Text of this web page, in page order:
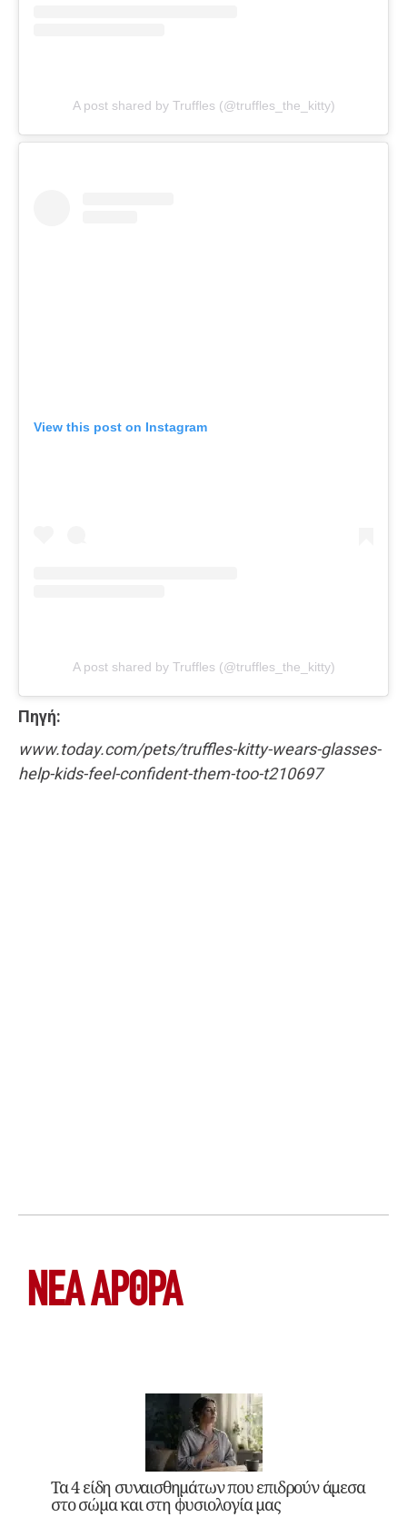
A post shared by Truffles (@truffles_the_kitty)
View this post on Instagram
A post shared by Truffles (@truffles_the_kitty)
Πηγή:
www.today.com/pets/truffles-kitty-wears-glasses-
help-kids-feel-confident-them-too-t210697
ΝΕΑ ΆΡΘΡΑ
Τα 4 είδη συναισθημάτων που επιδρούν άμεσα
στο σώμα και στη φυσιολογία μας